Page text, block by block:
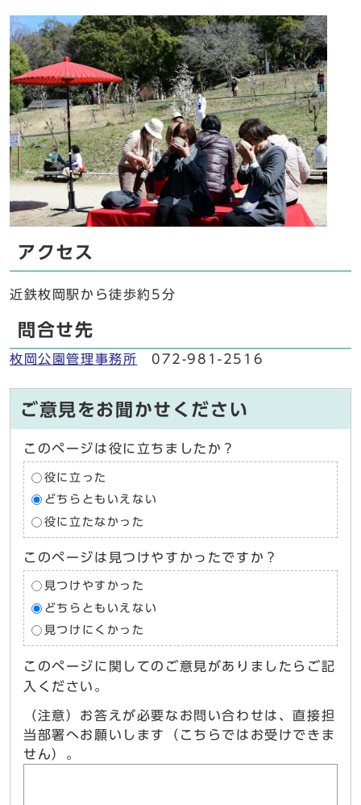
アクセス
近鉄枚岡駅から徒歩約5分
問合せ先
枚岡公園管理事務所 072-981-2516
ご意見をお聞かせください
このページは役に立ちましたか？
役に立った
どちらともいえない
役に立たなかった
このページは見つけやすかったですか？
見つけやすかった
どちらともいえない
見つけにくかった
このページに関してのご意見がありましたらご記
入ください。
（注意）お答えが必要なお問い合わせは、直接担
当部署へお願いします（こちらではお受けできま
せん）。